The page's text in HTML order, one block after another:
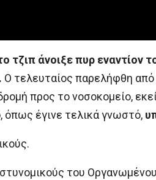
τζιπ άνοιξε πυρ εναντίον
Ο τελευταίος παρελήφθη
προς το νοσοκομείο,
έγινε τελικά γνωστό,
του